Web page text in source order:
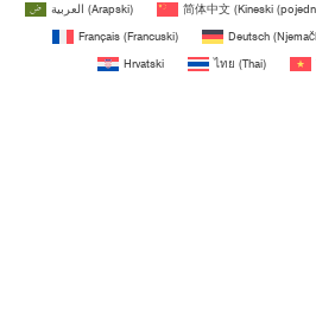
العربية (Arapski) 简体中文 (Kineski
Français (Francuski) Deutsch (
Hrvatski
ไทย (Thai)